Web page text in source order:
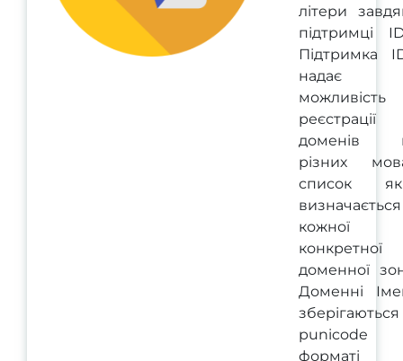
літери
підтримці
Підтримка
надає
можливість
реєстрації
доменів
різних
список
визначається
кожної
конкретної
доменної
Доменні
punicode
форматі